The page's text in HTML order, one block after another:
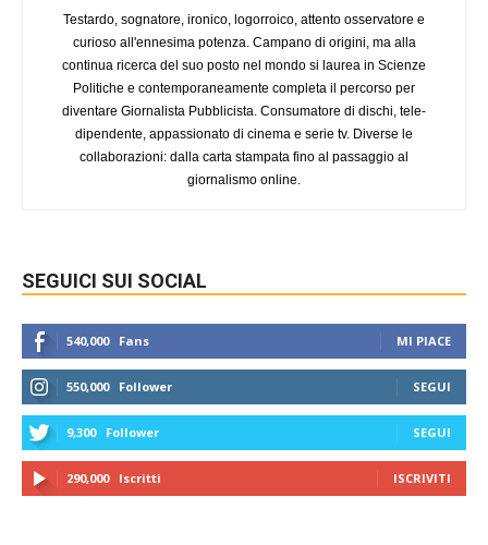
Testardo, sognatore, ironico, logorroico, attento osservatore e
curioso all'ennesima potenza. Campano di origini, ma alla
continua ricerca del suo posto nel mondo si laurea in Scienze
Politiche e contemporaneamente completa il percorso per
diventare Giornalista Pubblicista. Consumatore di dischi, tele-
dipendente, appassionato di cinema e serie tv. Diverse le
collaborazioni: dalla carta stampata fino al passaggio al
giornalismo online.
SEGUICI SUI SOCIAL
540,000 Fans MI PIACE
550,000 Follower SEGUI
9,300 Follower SEGUI
290,000 Iscritti ISCRIVITI